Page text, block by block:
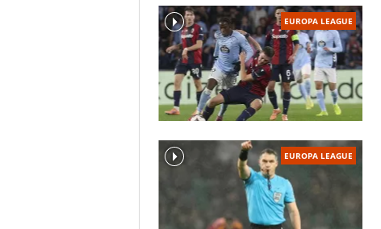
EUROPA LEAGUE
EUROPA LEAGUE